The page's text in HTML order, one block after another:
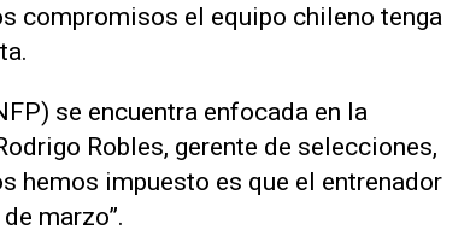
compromisos el equipo chileno tenga
se encuentra enfocada en la
Robles, gerente de selecciones,
hemos impuesto es que el entrenador
marzo”.